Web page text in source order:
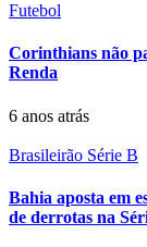
Futebol
Corinthians não
Renda
6 anos atrás
Brasileirão Série B
Bahia aposta em
de derrotas na